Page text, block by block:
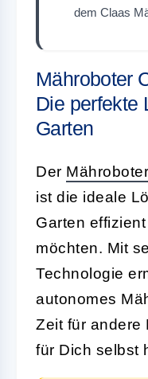
dem Claas
Mähroboter
Die perfekte
Garten
Der Mähroboter
ist die ideale
Garten
möchten. Mit
Technologie
autonomes
Zeit für andere
für Dich selbst